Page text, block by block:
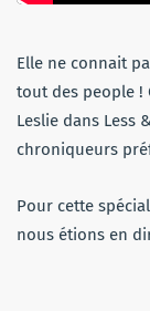
Elle ne connait
tout des people !
Leslie dans Less
chroniqueurs
Pour cette
nous étions en